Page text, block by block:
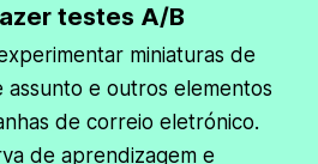
testes A/B
miniaturas de
assunto e outros elementos
de correio eletrónico.
de aprendizagem e